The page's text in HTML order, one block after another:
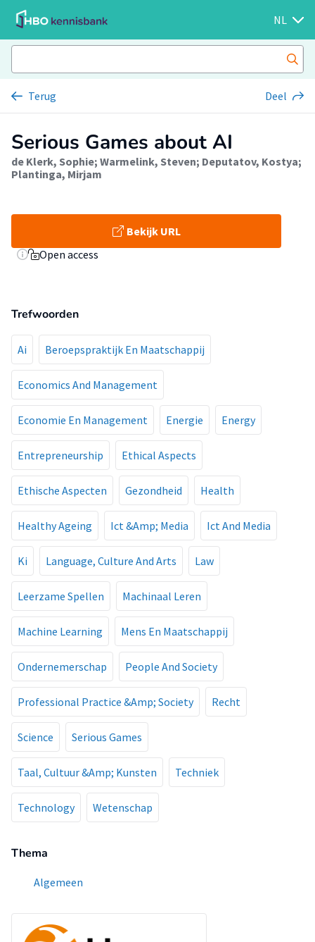
NL
Terug Deel
Serious Games about AI
de Klerk, Sophie; Warmelink, Steven; Deputatov, Kostya;
Plantinga, Mirjam
Bekijk URL
Open access
Trefwoorden
Ai Beroepspraktijk En Maatschappij
Economics And Management
Economie En Management Energie Energy
Entrepreneurship Ethical Aspects
Ethische Aspecten Gezondheid Health
Healthy Ageing Ict &Amp; Media Ict And Media
Ki Language, Culture And Arts Law
Leerzame Spellen Machinaal Leren
Machine Learning Mens En Maatschappij
Ondernemerschap People And Society
Professional Practice &Amp; Society Recht
Science Serious Games
Taal, Cultuur &Amp; Kunsten Techniek
Technology Wetenschap
Thema
Algemeen